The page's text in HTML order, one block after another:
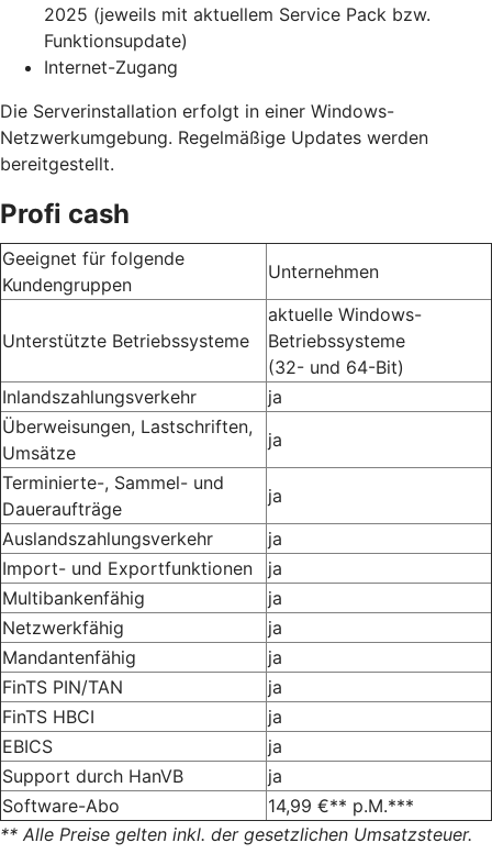
2025 (jeweils mit aktuellem Service Pack bzw.
Funktionsupdate)
Internet-Zugang
Die Serverinstallation erfolgt in einer Windows-
Netzwerkumgebung. Regelmäßige Updates werden
bereitgestellt.
Profi cash
Geeignet für folgende
Kundengruppen
Unternehmen
Unterstützte Betriebssysteme
aktuelle Windows-
Betriebssysteme
(32- und 64-Bit)
Inlandszahlungsverkehr
ja
Überweisungen, Lastschriften,
Umsätze
ja
Terminierte-, Sammel- und
Daueraufträge
ja
Auslandszahlungsverkehr
ja
Import- und Exportfunktionen
ja
Multibankenfähig
ja
Netzwerkfähig
ja
Mandantenfähig
ja
FinTS PIN/TAN
ja
FinTS HBCI
ja
EBICS
ja
Support durch HanVB
ja
Software-Abo
14,99 €** p.M.***
** Alle Preise gelten inkl. der gesetzlichen Umsatzsteuer.